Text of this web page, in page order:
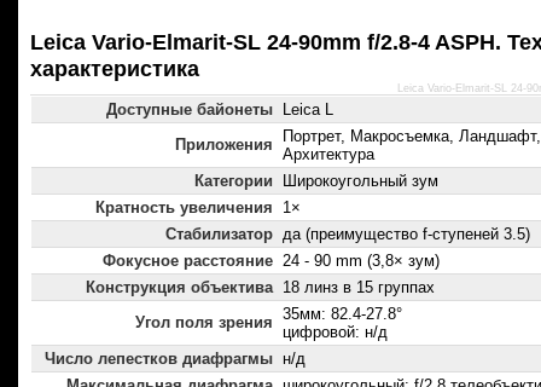
Leica Vario-Elmarit-SL 24-90mm f/2.8-4 ASPH.
характеристика
Доступные байонеты
Leica L
Приложения
Портрет, Макросъемка,
Архитектура
Категории
Широкоугольный зум
Кратность увеличения
1×
Стабилизатор да (преимущество f-ступеней 3.5)
Фокусное расстояние 24 - 90 mm (3,8× зум)
Конструкция объектива 18 линз в 15 группах
Угол поля зрения 35мм: 82.4-27.8°
цифровой: н/д
Число лепестков диафрагмы н/д
Leica Vario-Elmarit-SL 24-